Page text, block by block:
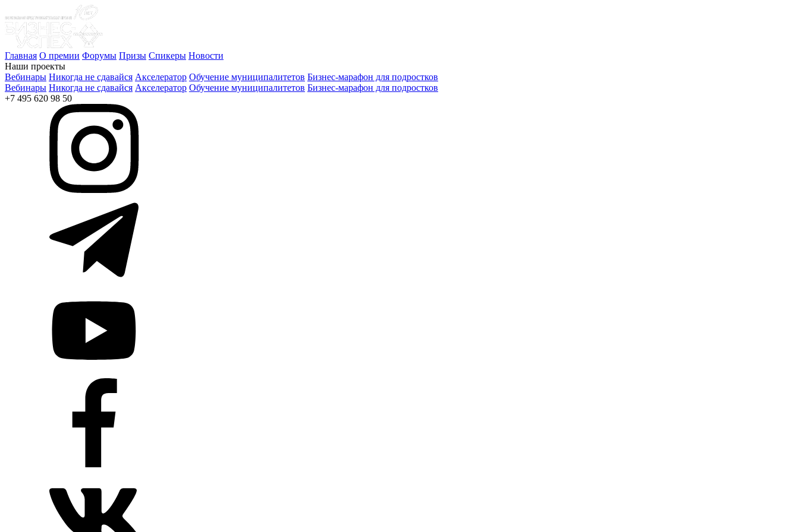
Главная О премии Форумы Призы Спикеры Новости
Наши проекты
Вебинары Никогда не сдавайся Акселератор Обучение муниципалитетов Бизнес-марафон для подростков
Вебинары Никогда не сдавайся Акселератор Обучение муниципалитетов Бизнес-марафон для подростков
+7 495 620 98 50